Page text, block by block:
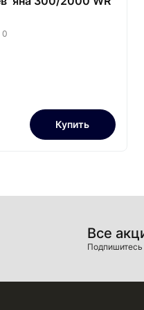
0
Купить
Все